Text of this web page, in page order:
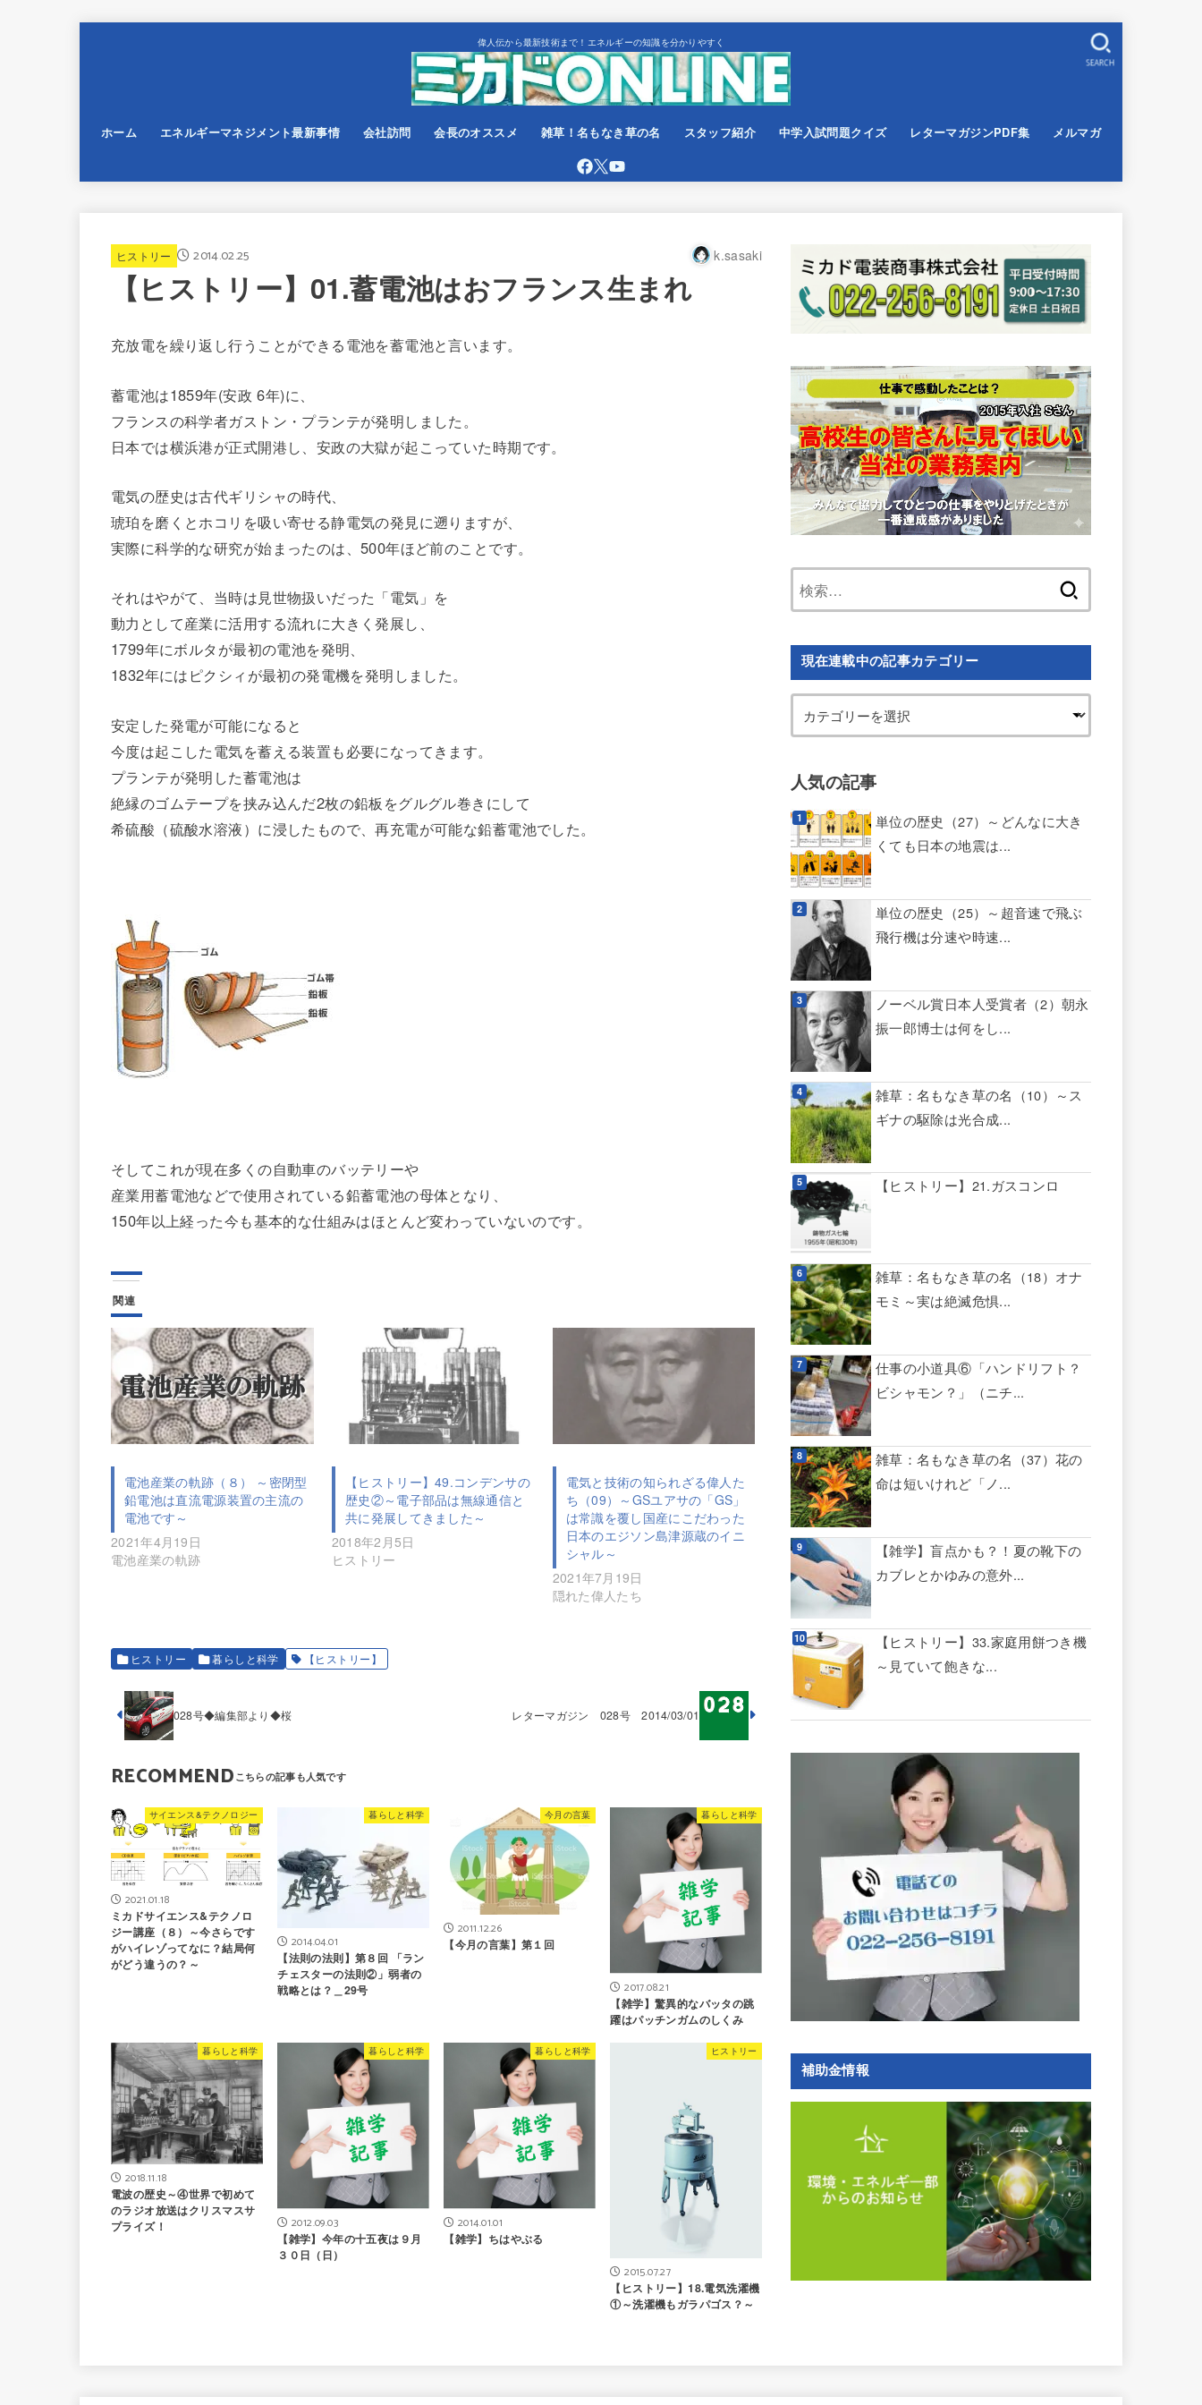
偉人伝から最新技術まで！エネルギーの知識を分かりやすく
ホーム エネルギーマネジメント最新事情 会社訪問 会長のオススメ 雑草！名もなき草の名 スタッフ紹介 中学入試問題クイズ レターマガジンPDF集 メルマガ
SEARCH
ヒストリー 2014.02.25 k.sasaki
【ヒストリー】01.蓄電池はおフランス生まれ
充放電を繰り返し行うことができる電池を蓄電池と言います。
蓄電池は1859年(安政 6年)に、
フランスの科学者ガストン・プランテが発明しました。
日本では横浜港が正式開港し、安政の大獄が起こっていた時期です。
電気の歴史は古代ギリシャの時代、
琥珀を磨くとホコリを吸い寄せる静電気の発見に遡りますが、
実際に科学的な研究が始まったのは、500年ほど前のことです。
それはやがて、当時は見世物扱いだった「電気」を
動力として産業に活用する流れに大きく発展し、
1799年にボルタが最初の電池を発明、
1832年にはピクシィが最初の発電機を発明しました。
安定した発電が可能になると
今度は起こした電気を蓄える装置も必要になってきます。
プランテが発明した蓄電池は
絶縁のゴムテープを挟み込んだ2枚の鉛板をグルグル巻きにして
希硫酸（硫酸水溶液）に浸したもので、再充電が可能な鉛蓄電池でした。
そしてこれが現在多くの自動車のバッテリーや
産業用蓄電池などで使用されている鉛蓄電池の母体となり、
150年以上経った今も基本的な仕組みはほとんど変わっていないのです。
関連
電池産業の軌跡（８） ～密閉型
鉛電池は直流電源装置の主流の
電池です～
2021年4月19日
電池産業の軌跡
【ヒストリー】49.コンデンサの
歴史②～電子部品は無線通信と
共に発展してきました～
2018年2月5日
ヒストリー
電気と技術の知られざる偉人た
ち（09）～GSユアサの「GS」
は常識を覆し国産にこだわった
日本のエジソン島津源蔵のイニ
シャル～
2021年7月19日
隠れた偉人たち
ヒストリー 暮らしと科学 【ヒストリー】
レターマガジン 028号 2014/03/01
028号◆編集部より◆桜
RECOMMEND
サイエンス&テクノロジー
2021.01.18
ミカドサイエンス&テクノロ
ジー講座（８）～今さらです
がハイレゾってなに？結局何
がどう違うの？～
暮らしと科学
2014.04.01
【法則の法則】第８回 「ラン
チェスターの法則②」弱者の
戦略とは？＿29号
今月の言葉
2011.12.26
【今月の言葉】第１回
暮らしと科学
2017.08.21
【雑学】驚異的なバッタの跳
躍はパッチンガムのしくみ
暮らしと科学
2018.11.18
電波の歴史～④世界で初めて
のラジオ放送はクリスマスサ
プライズ！
暮らしと科学
2012.09.03
【雑学】今年の十五夜は９月
３０日（日）
暮らしと科学
2014.01.01
【雑学】ちはやぶる
ヒストリー
2015.07.27
【ヒストリー】18.電気洗濯機
①～洗濯機もガラパゴス？～
現在連載中の記事カテゴリー
人気の記事
単位の歴史（27）～どんなに大き
くても日本の地震は...
単位の歴史（25）～超音速で飛ぶ
飛行機は分速や時速...
ノーベル賞日本人受賞者（2）朝永
振一郎博士は何をし...
雑草：名もなき草の名（10）～ス
ギナの駆除は光合成...
【ヒストリー】21.ガスコンロ
雑草：名もなき草の名（18）オナ
モミ～実は絶滅危惧...
仕事の小道具⑥「ハンドリフト？
ビシャモン？」（ニチ...
雑草：名もなき草の名（37）花の
命は短いけれど「ノ...
【雑学】盲点かも？！夏の靴下の
カブレとかゆみの意外...
【ヒストリー】33.家庭用餅つき機
～見ていて飽きな...
補助金情報